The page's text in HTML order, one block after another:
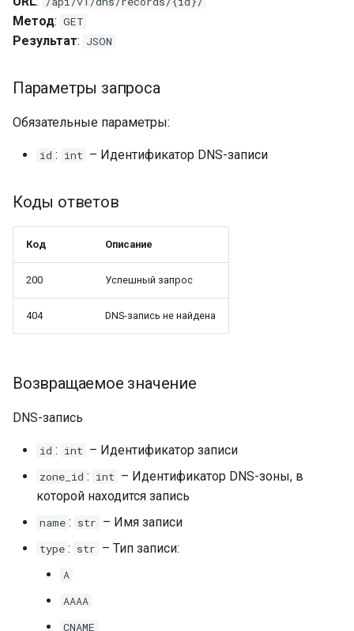
Метод: GET
Результат: JSON
Параметры запроса
Обязательные параметры:
id : int – Идентификатор DNS-записи
Коды ответов
Код Описание
200 Успешный запрос
404 DNS-запись не найдена
Возвращаемое значение
DNS-запись
id : int – Идентификатор записи
zone_id : int – Идентификатор DNS-зоны, в
которой находится запись
name : str – Имя записи
type : str – Тип записи:
A
AAAA
CNAME